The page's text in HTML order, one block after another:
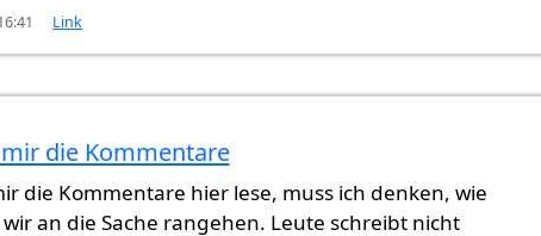
Link
vonGast (nicht überprüft)
die Kommentare
die Kommentare hier lese, muss ich denken, wie
an die Sache rangehen. Leute schreibt nicht